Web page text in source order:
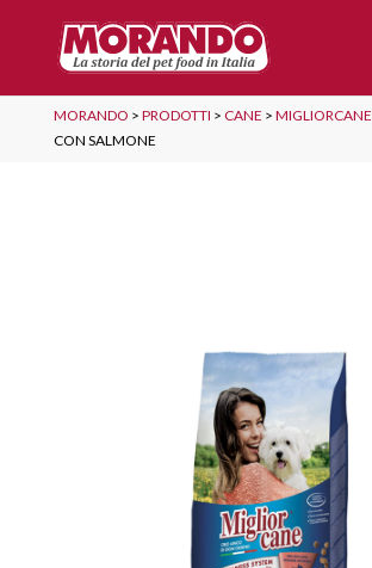
MORANDO > PRODOTTI > CANE > MIGLIORCANE
CON SALMONE